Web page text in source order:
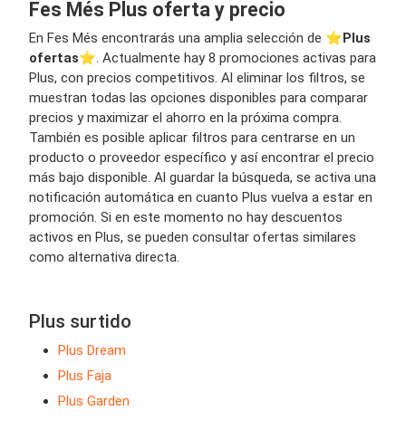
Fes Més Plus oferta y precio
En Fes Més encontrarás una amplia selección de ⭐️Plus
ofertas⭐️. Actualmente hay 8 promociones activas para
Plus, con precios competitivos. Al eliminar los filtros, se
muestran todas las opciones disponibles para comparar
precios y maximizar el ahorro en la próxima compra.
También es posible aplicar filtros para centrarse en un
producto o proveedor específico y así encontrar el precio
más bajo disponible. Al guardar la búsqueda, se activa una
notificación automática en cuanto Plus vuelva a estar en
promoción. Si en este momento no hay descuentos
activos en Plus, se pueden consultar ofertas similares
como alternativa directa.
Plus surtido
Plus Dream
Plus Faja
Plus Garden